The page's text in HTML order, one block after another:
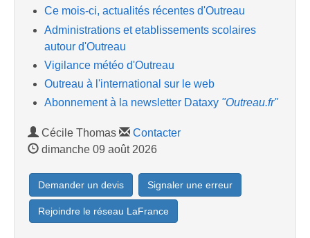
Ce mois-ci, actualités récentes d'Outreau
Administrations et etablissements scolaires
autour d'Outreau
Vigilance météo d'Outreau
Outreau à l'international sur le web
Abonnement à la newsletter Dataxy "Outreau.fr"
Cécile Thomas
Contacter
dimanche 09 août 2026
Demander un devis Signaler une erreur
Rejoindre le réseau LaFrance